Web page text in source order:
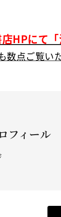
HPにて
数点ご覧い
フィール